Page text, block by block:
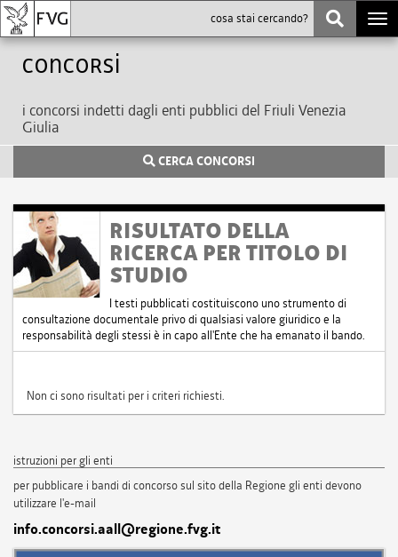
Concorsi
i concorsi indetti dagli enti pubblici del Friuli Venezia
Giulia
CERCA CONCORSI
RISULTATO DELLA
RICERCA PER TITOLO DI
STUDIO
I testi pubblicati costituiscono uno strumento di
consultazione documentale privo di qualsiasi valore giuridico e la
responsabilità degli stessi è in capo all'Ente che ha emanato il bando.
Non ci sono risultati per i criteri richiesti.
istruzioni per gli enti
per pubblicare i bandi di concorso sul sito della Regione gli enti devono
utilizzare l'e-mail
info.concorsi.aall@regione.fvg.it